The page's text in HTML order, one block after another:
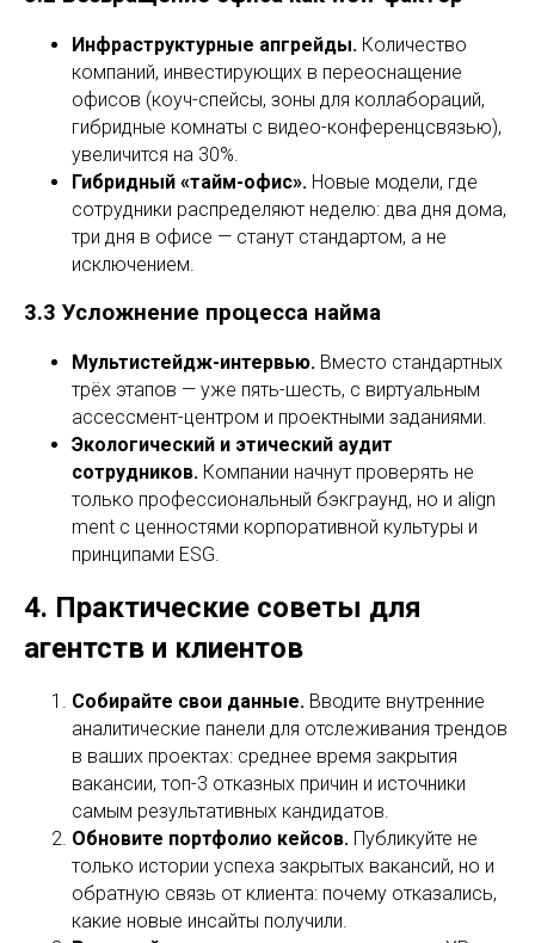
Инфраструктурные апгрейды. Количество
компаний, инвестирующих в переоснащение
офисов (коуч-спейсы, зоны для коллабораций,
гибридные комнаты с видео-конференцсвязью),
увеличится на 30%.
Гибридный «тайм-офис». Новые модели, где
сотрудники распределяют неделю: два дня дома,
три дня в офисе — станут стандартом, а не
исключением.
3.3 Усложнение процесса найма
Мультистейдж-интервью. Вместо стандартных
трёх этапов — уже пять-шесть, с виртуальным
ассессмент-центром и проектными заданиями.
Экологический и этический аудит
сотрудников. Компании начнут проверять не
только профессиональный бэкграунд, но и align
ment с ценностями корпоративной культуры и
принципами ESG.
4. Практические советы для
агентств и клиентов
Собирайте свои данные. Вводите внутренние
аналитические панели для отслеживания трендов
в ваших проектах: среднее время закрытия
вакансии, топ-3 отказных причин и источники
самым результативных кандидатов.
Обновите портфолио кейсов. Публикуйте не
только истории успеха закрытых вакансий, но и
обратную связь от клиента: почему отказались,
какие новые инсайты получили.